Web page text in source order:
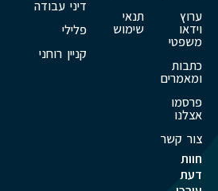
ערוץ
וידאו
משפטי
כתבות
ומאמרים
פרסמו
אצלנו
צור קשר
חוות
דעת
תנאי
שימוש
דיני עבודה
פלילי
קניין רוחני